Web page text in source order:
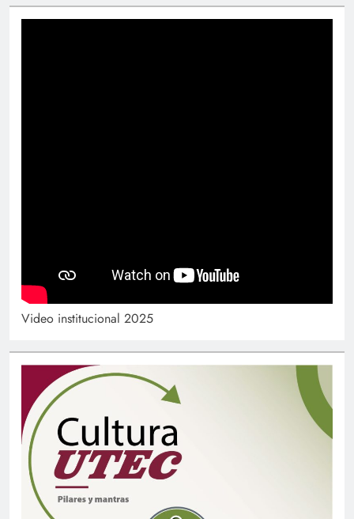
Video institucional 2025